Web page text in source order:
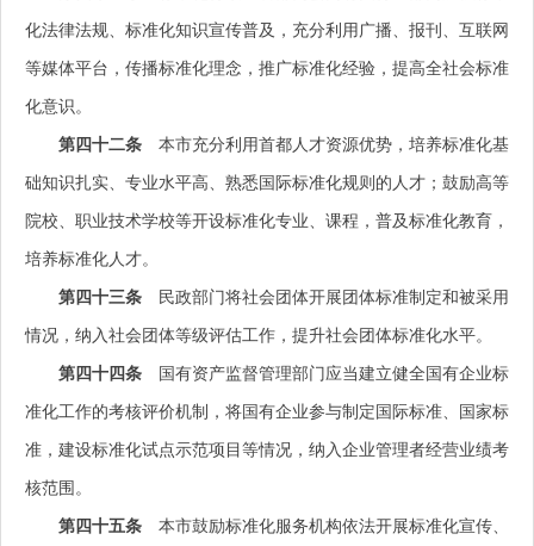
化法律法规、标准化知识宣传普及，充分利用广播、报刊、互联网
等媒体平台，传播标准化理念，推广标准化经验，提高全社会标准
化意识。
第四十二条 本市充分利用首都人才资源优势，培养标准化基
础知识扎实、专业水平高、熟悉国际标准化规则的人才；鼓励高等
院校、职业技术学校等开设标准化专业、课程，普及标准化教育，
培养标准化人才。
第四十三条 民政部门将社会团体开展团体标准制定和被采用
情况，纳入社会团体等级评估工作，提升社会团体标准化水平。
第四十四条 国有资产监督管理部门应当建立健全国有企业标
准化工作的考核评价机制，将国有企业参与制定国际标准、国家标
准，建设标准化试点示范项目等情况，纳入企业管理者经营业绩考
核范围。
第四十五条 本市鼓励标准化服务机构依法开展标准化宣传、